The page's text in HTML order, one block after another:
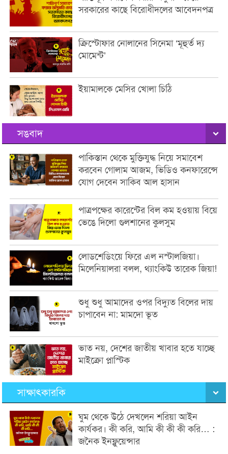
সরকারের কাছে বিরোধীদলের আবেদনপত্র
ক্রিস্টোফার নোলানের সিনেমা ‘মূহুর্ত দ্য
মোমেন্ট’
ইয়ামালকে মেসির খোলা চিঠি
সঙবাদ
পাকিস্তান থেকে মুক্তিযুদ্ধ নিয়ে সমাবেশ
করবেন গোলাম আজম, ভিডিও কনফারেন্সে
যোগ দেবেন সাকিব আল হাসান
পাত্রপক্ষের কারেন্টের বিল কম হওয়ায় বিয়ে
ভেঙে দিলো গুলশানের কুলসুম
লোডশেডিংয়ে ফিরে এল নস্টালজিয়া।
মিলেনিয়ালরা বলল, থ্যাংকিউ তারেক জিয়া!
শুধু শুধু আমাদের ওপর বিদ্যুত বিলের দায়
চাপাবেন না: মামদো ভূত
ভাত নয়, দেশের জাতীয় খাবার হতে যাচ্ছে
মাইক্রো প্লাস্টিক
সাক্ষাৎকারকি
ঘুম থেকে উঠে দেখলেন শরিয়া আইন
কার্যকর। কী করি, আমি কী কী কী করি… :
জনৈক ইনফ্লুয়েন্সার